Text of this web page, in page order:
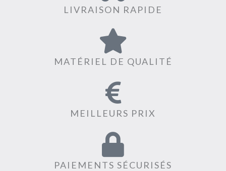
LIVRAISON RAPIDE
MATÉRIEL DE QUALITÉ
MEILLEURS PRIX
PAIEMENTS SÉCURISÉS